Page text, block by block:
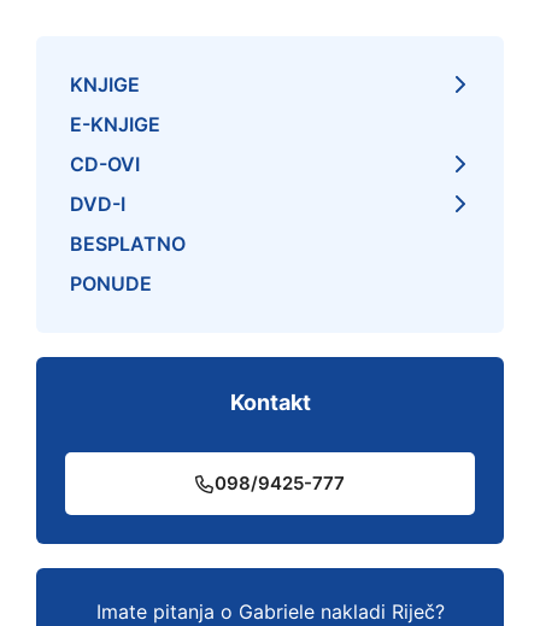
KNJIGE
E-KNJIGE
CD-OVI
DVD-I
BESPLATNO
PONUDE
Kontakt
098/9425-777
Imate pitanja o Gabriele nakladi Riječ?